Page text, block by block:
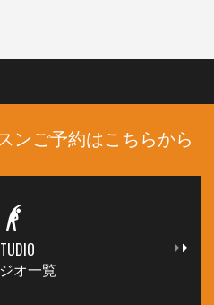
ンご予約はこちらから
オ一覧